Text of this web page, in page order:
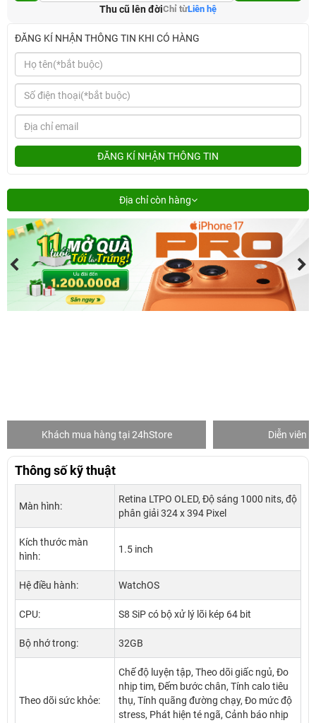
Thu cũ lên đờiChỉ từLiên hệ
ĐĂNG KÍ NHẬN THÔNG TIN KHI CÓ HÀNG
ĐĂNG KÍ NHẬN THÔNG TIN
Địa chỉ còn hàng
24hStore Diễn viên Duy Khánh
Thông số kỹ thuật
Màn hình:
Retina LTPO OLED, Độ sáng 1000 nits, độ
phân giải 324 x 394 Pixel
Kích thước màn
hình:
1.5 inch
Hệ điều hành: WatchOS
CPU: S8 SiP có bộ xử lý lõi kép 64 bit
Bộ nhớ trong: 32GB
Theo dõi sức khỏe:
Chế độ luyện tập, Theo dõi giấc ngủ, Đo
nhịp tim, Đếm bước chân, Tính calo tiêu
thụ, Tính quãng đường chạy, Đo mức độ
stress, Phát hiện té ngã, Cảnh báo nhịp